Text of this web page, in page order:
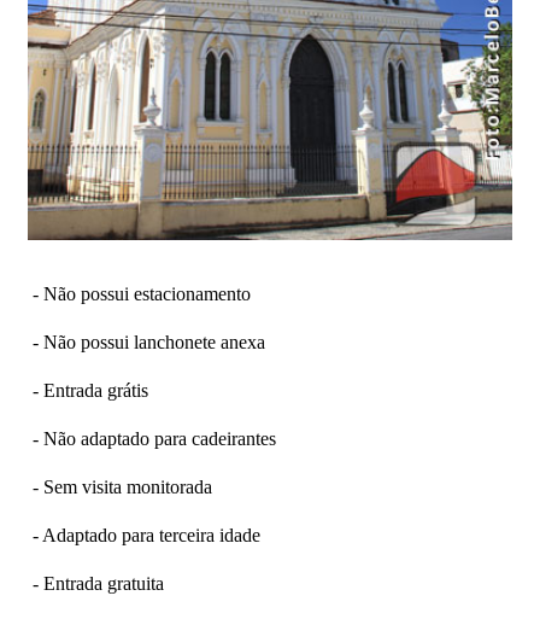
- Não possui estacionamento
- Não possui lanchonete anexa
- Entrada grátis
- Não adaptado para cadeirantes
- Sem visita monitorada
- Adaptado para terceira idade
- Entrada gratuita